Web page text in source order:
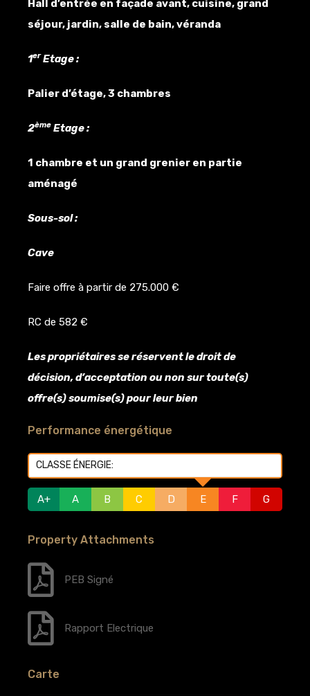
Hall d’entrée en façade avant, cuisine, grand
séjour, jardin, salle de bain, véranda
1erEtage :
Palier d’étage, 3 chambres
2ème Etage :
1 chambre et un grand grenier en partie
aménagé
Sous-sol :
Cave
Faire offre à partir de 275.000 €
RC de 582 €
Les propriétaires se réservent le droit de
décision, d’acceptation ou non sur toute(s)
offre(s) soumise(s) pour leur bien
Performance énergétique
CLASSE ÉNERGIE:
A+ A B C D E F G
Property Attachments
PEB Signé
Rapport Electrique
Carte